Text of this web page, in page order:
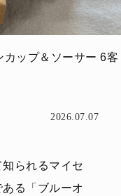
ップ＆ソーサー 6客
2026.07.07
られるマイセ
る「ブルーオ